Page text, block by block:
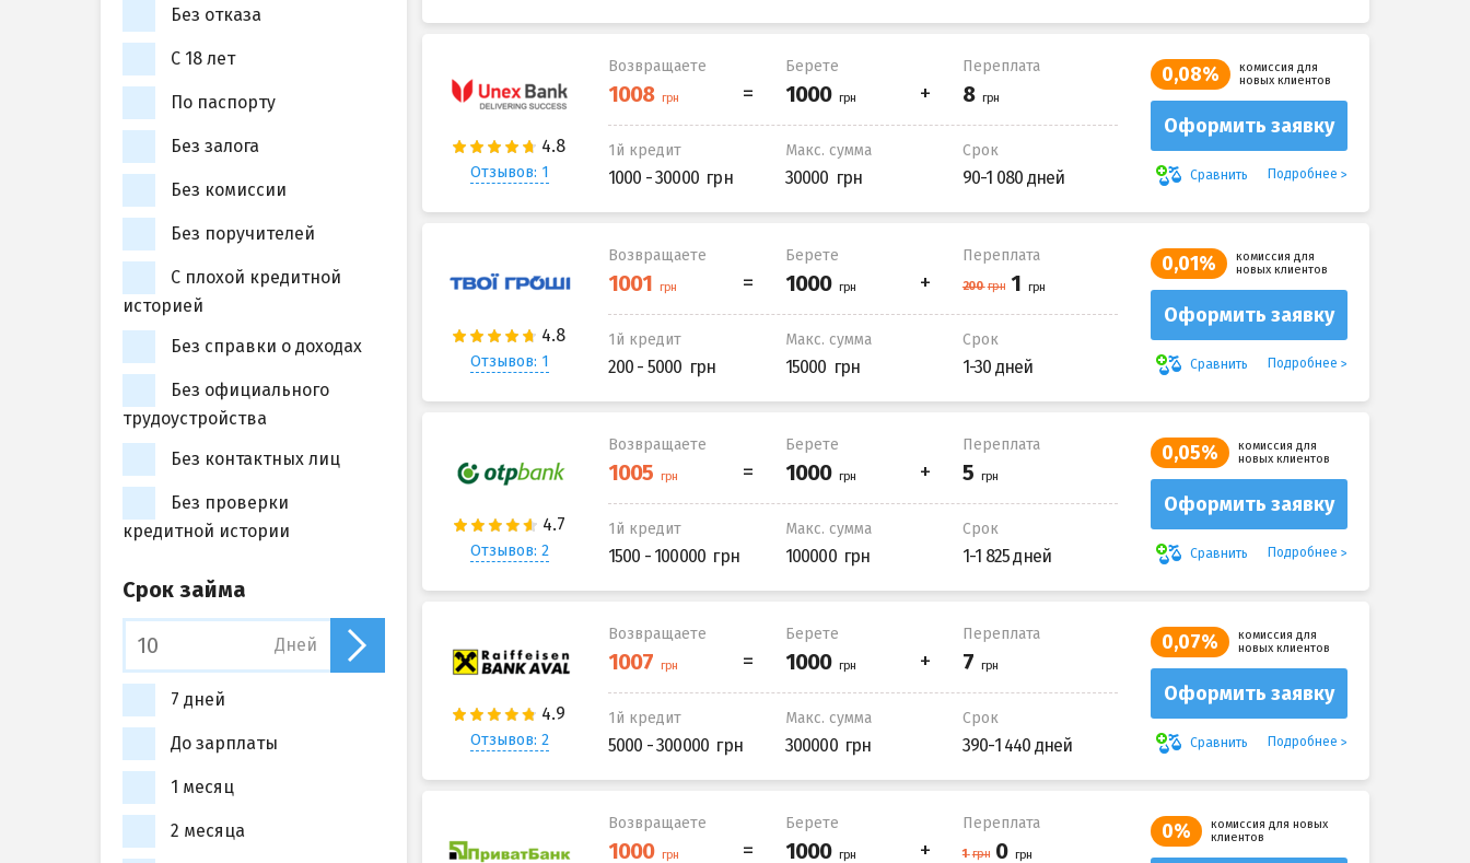
Отзывов: 1
Возвращаете Берете Переплата
1й кредит
1000 - 30000
Макс. сумма
30000
Срок
90-1 080 дней
0,08%
комиссия для
новых клиентов
Оформить заявку
Сравнить Подробнее
Отзывов: 1
Возвращаете Берете Переплата
1й кредит
200 - 5000
Макс. сумма
15000
Срок
1-30 дней
0,01%
комиссия для
новых клиентов
Оформить заявку
Сравнить Подробнее
Отзывов: 2
Возвращаете Берете Переплата
1й кредит
1500 - 100000
Макс. сумма
100000
Срок
1-1 825 дней
0,05%
комиссия для
новых клиентов
Оформить заявку
Сравнить Подробнее
Отзывов: 2
Возвращаете Берете Переплата
1й кредит
5000 - 300000
Макс. сумма
300000
Срок
390-1 440 дней
0,07%
комиссия для
новых клиентов
Оформить заявку
Сравнить Подробнее
Возвращаете Берете Переплата 0%
комиссия для новых
клиентов
Без отказа
С 18 лет
По паспорту
Без залога
Без комиссии
Без поручителей
С плохой кредитной
историей
Без справки о доходах
Без официального
трудоустройства
Без контактных лиц
Без проверки
кредитной истории
Срок займа
Дней
7 дней
До зарплаты
1 месяц
2 месяца